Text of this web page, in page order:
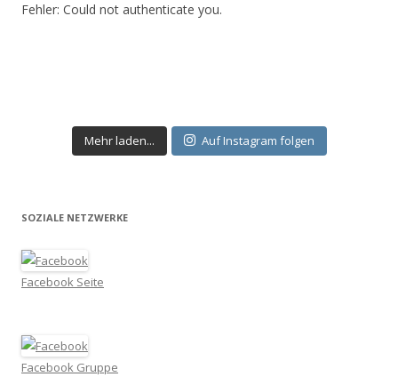
Fehler: Could not authenticate you.
Mehr laden... Auf Instagram folgen
SOZIALE NETZWERKE
Facebook Seite
Facebook Gruppe